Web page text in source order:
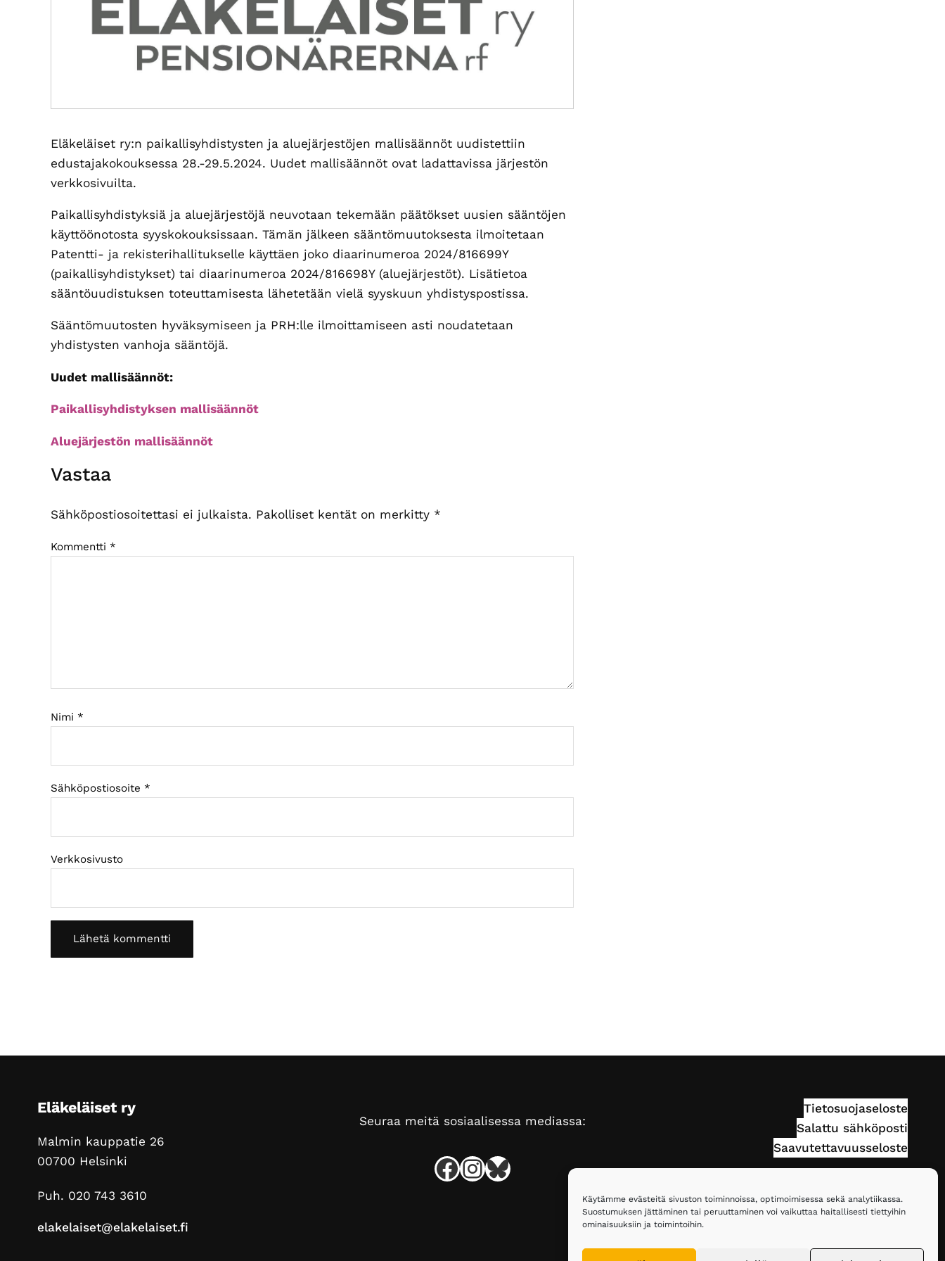
Käytämme evästeitä sivuston toiminnoissa, optimoimisessa sekä analytiikassa.
Suostumuksen jättäminen tai peruuttaminen voi vaikuttaa haitallisesti tiettyihin
ominaisuuksiin ja toimintoihin.
Eläkeläiset ry:n paikallisyhdistysten ja aluejärjestöjen mallisäännöt uudistettiin
edustajakokouksessa 28.-29.5.2024. Uudet mallisäännöt ovat ladattavissa järjestön
verkkosivuilta.
Paikallisyhdistyksiä ja aluejärjestöjä neuvotaan tekemään päätökset uusien sääntöjen
käyttöönotosta syyskokouksissaan. Tämän jälkeen sääntömuutoksesta ilmoitetaan
Patentti- ja rekisterihallitukselle käyttäen joko diaarinumeroa 2024/816699Y
(paikallisyhdistykset) tai diaarinumeroa 2024/816698Y (aluejärjestöt). Lisätietoa
sääntöuudistuksen toteuttamisesta lähetetään vielä syyskuun yhdistyspostissa.
Sääntömuutosten hyväksymiseen ja PRH:lle ilmoittamiseen asti noudatetaan
yhdistysten vanhoja sääntöjä.
Uudet mallisäännöt:
Paikallisyhdistyksen mallisäännöt
Aluejärjestön mallisäännöt
Lukijan
Vastaa
Sähköpostiosoitettasi ei julkaista. Pakolliset kentät on merkitty *
Kommentti *
Nimi *
Sähköpostiosoite *
Verkkosivusto
Eläkeläiset ry
Malmin kauppatie 26
00700 Helsinki
Puh. 020 743 3610
elakelaiset@elakelaiset.fi
Seuraa meitä sosiaalisessa mediassa:
Facebook InstagramBluesky
Tietosuojaseloste
Salattu sähköposti
Saavutettavuusseloste